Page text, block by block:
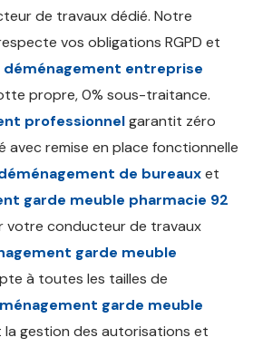
de travaux dédié. Notre
vos obligations RGPD et
déménagement entreprise
propre, 0% sous-traitance.
professionnelgarantit zéro
remise en place fonctionnelle
de bureauxet
garde meuble pharmacie 92
votre conducteur de travaux
garde meuble
à toutes les tailles de
garde meuble
la gestion des autorisations et